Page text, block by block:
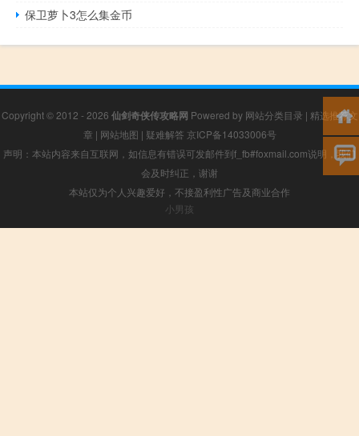
保卫萝卜3怎么集金币
Copyright © 2012 - 2026 仙剑奇侠传攻略网 Powered by 网站分类目录 | 精选推荐文
章 | 网站地图 | 疑难解答 京ICP备14033006号
声明：本站内容来自互联网，如信息有错误可发邮件到f_fb#foxmail.com说明，我们
会及时纠正，谢谢
本站仅为个人兴趣爱好，不接盈利性广告及商业合作
小男孩